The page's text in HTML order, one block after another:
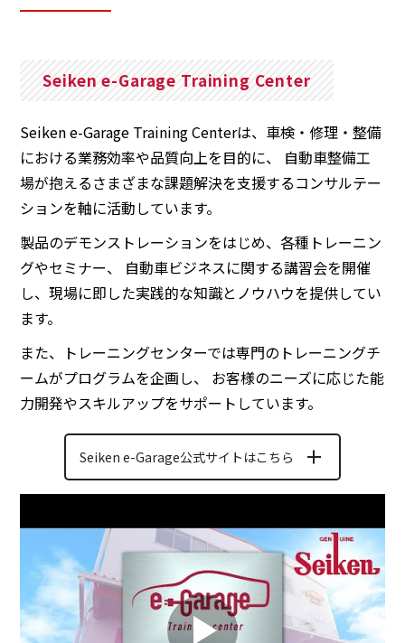
Seiken e-Garage Training Center
Seiken e-Garage Training Centerは、車検・修理・整備
における業務効率や品質向上を目的に、 自動車整備工
場が抱えるさまざまな課題解決を支援するコンサルテー
ションを軸に活動しています。
製品のデモンストレーションをはじめ、各種トレーニン
グやセミナー、 自動車ビジネスに関する講習会を開催
し、現場に即した実践的な知識とノウハウを提供してい
ます。
また、トレーニングセンターでは専門のトレーニングチ
ームがプログラムを企画し、 お客様のニーズに応じた能
力開発やスキルアップをサポートしています。
Seiken e-Garage公式サイトはこちら